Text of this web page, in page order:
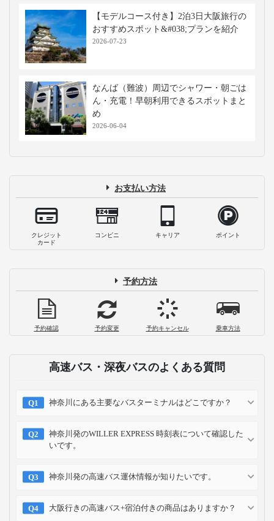
【モデルコース付き】2泊3日大阪旅行の
おすすめスポット&#038;プランを紹介
2026-07-23
なんば（難波）周辺でシャワー・朝ごは
ん・充電！早朝利用できるスポットまと
め
2026-06-04
お支払い方法
クレジット
カード
コンビニ キャリア ポイント
予約方法
予約確認 予約変更 予約キャンセル 乗車方法
高速バス・深夜バスのよくある質問
神奈川にある主要なバスターミナルはどこですか？
神奈川発のWILLER EXPRESS 時刻表について確認した
いです。
神奈川発の高速バス運休情報が知りたいです。
大阪行きの高速バス+宿泊付きの商品はありますか？